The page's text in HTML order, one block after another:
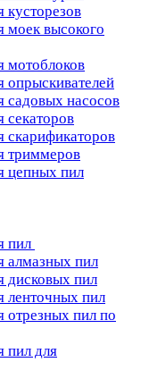
кусторезов
моек высокого
мотоблоков
опрыскивателей
садовых насосов
секаторов
скарификаторов
триммеров
цепных пил
пил
алмазных пил
дисковых пил
ленточных пил
отрезных пил по
пил для